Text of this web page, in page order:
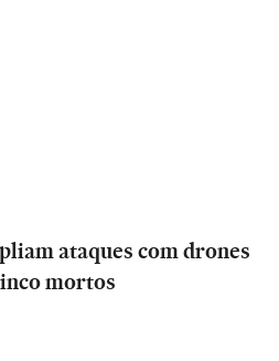
ataques com drones
mortos